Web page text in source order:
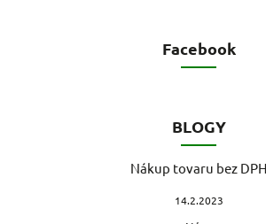
Facebook
BLOGY
Nákup tovaru bez DPH
14.2.2023